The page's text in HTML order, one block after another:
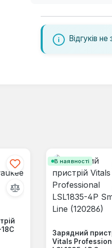
Відгуків
В наявності
Зарядний
Vitals